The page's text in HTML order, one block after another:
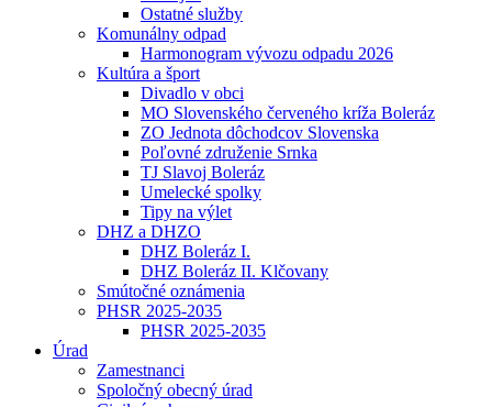
Ostatné služby
Komunálny odpad
Harmonogram vývozu odpadu 2026
Kultúra a šport
Divadlo v obci
MO Slovenského červeného kríža Boleráz
ZO Jednota dôchodcov Slovenska
Poľovné združenie Srnka
TJ Slavoj Boleráz
Umelecké spolky
Tipy na výlet
DHZ a DHZO
DHZ Boleráz I.
DHZ Boleráz II. Klčovany
Smútočné oznámenia
PHSR 2025-2035
PHSR 2025-2035
Úrad
Zamestnanci
Spoločný obecný úrad